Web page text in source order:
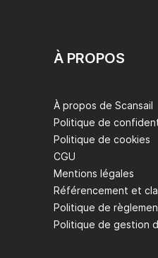
À PROPOS
À propos de Scansail
Politique de
Politique de cookies
CGU
Mentions légales
Référencement et
Politique de
Politique de gestion